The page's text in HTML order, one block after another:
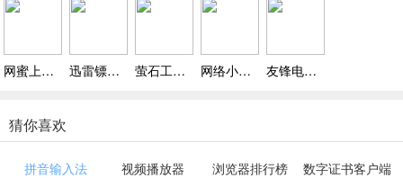
网蜜上网小助手下载，网蜜上网小助手官方免费下载 v1.1.0.2 迅雷镖局下载，迅雷镖局官方免费下载 v1.6.0.244 萤石工作室下载，萤石工作室电脑版下载 v2.6.14.0 网络小蜜蜂下载，网络小蜜蜂官方免费下载 v2.7.7 友锋电子相册制作下载，友锋电子相册制作官方免费下载 v9.8
猜你喜欢
拼音输入法 视频播放器 浏览器排行榜 数字证书客户端